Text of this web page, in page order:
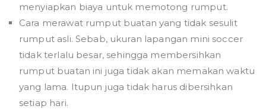
menyiapkan biaya untuk memotong rumput.
Cara merawat rumput buatan yang tidak sesulit
rumput asli. Sebab, ukuran lapangan mini soccer
tidak terlalu besar, sehingga membersihkan
rumput buatan ini juga tidak akan memakan waktu
yang lama. Itupun juga tidak harus dibersihkan
setiap hari.